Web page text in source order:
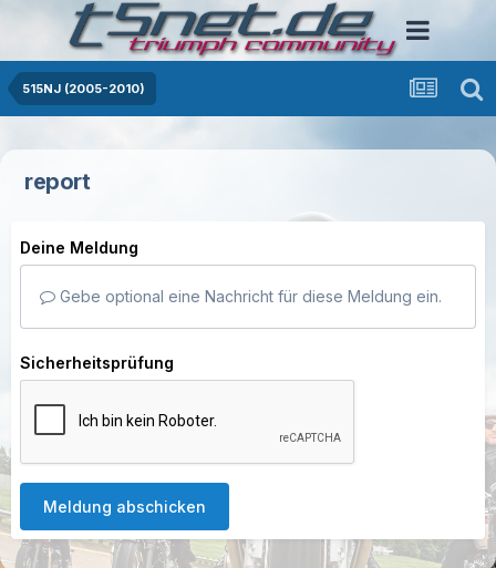
515NJ (2005-2010)
report
Deine Meldung
Gebe optional eine Nachricht für diese Meldung ein.
Sicherheitsprüfung
Meldung abschicken